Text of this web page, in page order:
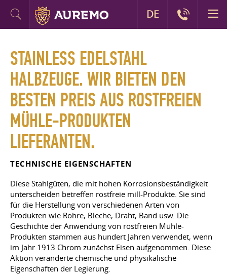
STAINLESS EDELSTAHL
HALBZEUGE. WIR BIETEN DEN
BESTEN PREIS AUS ROSTFREIEN
MÜHLE-PRODUKTEN
LIEFERANTEN.
TECHNISCHE EIGENSCHAFTEN
Diese Stahlgüten, die mit hohen Korrosionsbeständigkeit
unterscheiden betreffen rostfreie mill-Produkte. Sie sind
für die Herstellung von verschiedenen Arten von
Produkten wie Rohre, Bleche, Draht, Band usw. Die
Geschichte der Anwendung von rostfreien Mühle-
Produkten stammen aus hundert Jahren verwendet, wenn
im Jahr 1913 Chrom zunächst Eisen aufgenommen. Diese
Aktion veränderte chemische und physikalische
Eigenschaften der Legierung.
DE